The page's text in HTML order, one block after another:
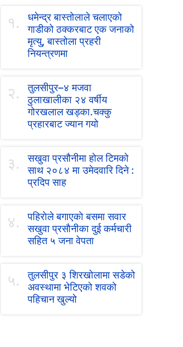
१.
धमेन्द्र बास्तोलाले चलाएको
गाडीको ठक्करबाट एक जनाको
मृत्यु, बास्तोला प्रहरी
नियन्त्रणमा
२.
तुलसीपुर–४ मजवा
ठुलाखालीका २४ वर्षीय
गोरखलाल खड्का.चक्कु
प्रहारबाट ज्यान गयो
३.
सखुवा प्रसौनीमा होल टिमको
साथ २०८४ मा उमेदवारि दिने :
प्रदिप साह
४.
पहिराेले बगाएकाे बसमा सवार
सखुवा प्रसाैनीका दुई कर्मचारी
सहित ५ जना वेपता
५.
तुलसीपुर ३ शिरखोलामा सडेको
अवस्थामा भेटिएको शवको
पहिचान खुल्यो